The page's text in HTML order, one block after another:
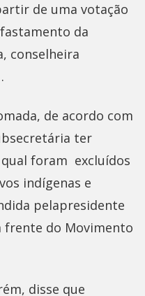
de uma votação
da
conselheira
de acordo com
ter
foram excluídos
indígenas e
pelapresidente
frente do Movimento
disse que